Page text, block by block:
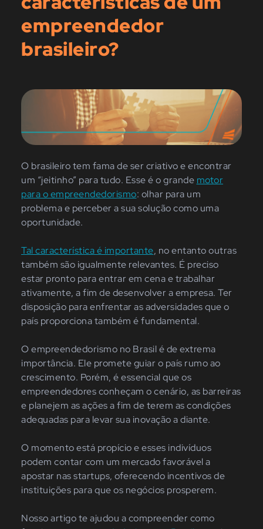
empreendedor
brasileiro?
O brasileiro tem fama de ser criativo e encontrar
um “jeitinho” para tudo. Esse é o grande motor
para o empreendedorismo: olhar para um
problema e perceber a sua solução como uma
oportunidade.
Tal característica é importante, no entanto outras
também são igualmente relevantes. É preciso
estar pronto para entrar em cena e trabalhar
ativamente, a fim de desenvolver a empresa. Ter
disposição para enfrentar as adversidades que o
país proporciona também é fundamental.
O empreendedorismo no Brasil é de extrema
importância. Ele promete guiar o país rumo ao
crescimento. Porém, é essencial que os
empreendedores conheçam o cenário, as barreiras
e planejem as ações a fim de terem as condições
adequadas para levar sua inovação a diante.
O momento está propício e esses indivíduos
podem contar com um mercado favorável a
apostar nas startups, oferecendo incentivos de
instituições para que os negócios prosperem.
Nosso artigo te ajudou a compreender como